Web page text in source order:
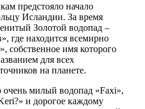
предстояло начало
Исландии. За время
Золотой водопад –
где находится всемирно
собственное имя которого
для всех
на планете.
милый водопад «Faxi»,
и дорогое каждому